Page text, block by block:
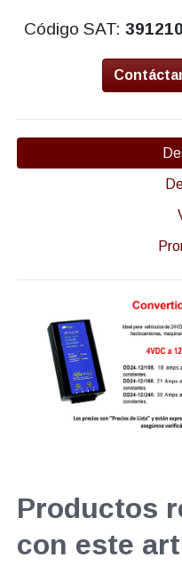
Código SAT:
Productos
con este